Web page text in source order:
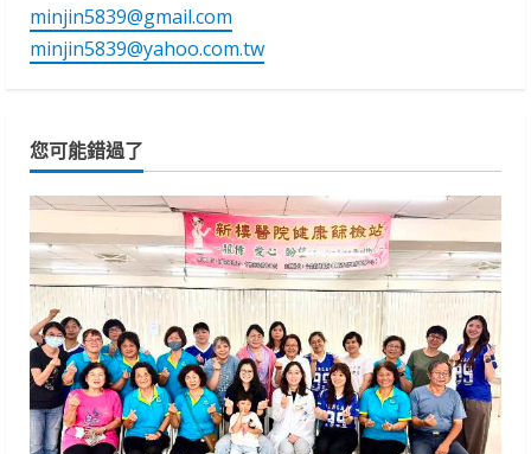
minjin5839@gmail.com
minjin5839@yahoo.com.tw
您可能錯過了